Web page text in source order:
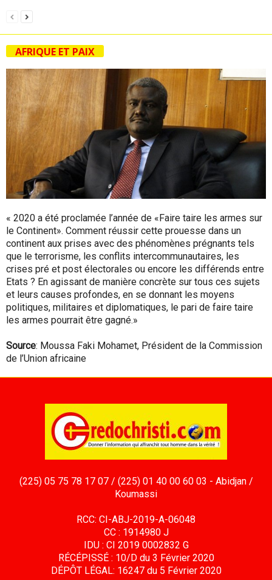
AFRIQUE ET PAIX
« 2020 a été proclamée l’année de «Faire taire les armes sur
le Continent». Comment réussir cette prouesse dans un
continent aux prises avec des phénomènes prégnants tels
que le terrorisme, les conflits intercommunautaires, les
crises pré et post électorales ou encore les différends entre
Etats ? En agissant de manière concrète sur tous ces sujets
et leurs causes profondes, en se donnant les moyens
politiques, militaires et diplomatiques, le pari de faire taire
les armes pourrait être gagné.»
Source: Moussa Faki Mohamet, Président de la Commission
de l’Union africaine
(225) 05 75 78 17 07 / (225) 01 40 00 60 03 - Abidjan /
Koumassi
RCC: CI-ABJ-2019-A-06048
CC : 1914980 J
IDU : CI 2019 0002832 G
RÉCÉPISSÉ : 10/D du 3 Février 2020
DÉPÔT LÉGAL: 16247 du 5 Février 2020